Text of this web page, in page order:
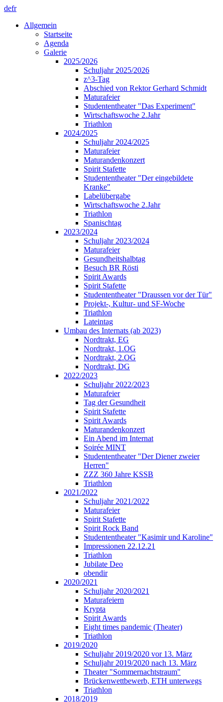
defr
Allgemein
Startseite
Agenda
Galerie
2025/2026
Schuljahr 2025/2026
z^3-Tag
Abschied von Rektor Gerhard Schmidt
Maturafeier
Studententheater "Das Experiment"
Wirtschaftswoche 2.Jahr
Triathlon
2024/2025
Schuljahr 2024/2025
Maturafeier
Maturandenkonzert
Spirit Stafette
Studententheater "Der eingebildete
Kranke"
Labelübergabe
Wirtschaftswoche 2.Jahr
Triathlon
Spanischtag
2023/2024
Schuljahr 2023/2024
Maturafeier
Gesundheitshalbtag
Besuch BR Rösti
Spirit Awards
Spirit Stafette
Studententheater "Draussen vor der Tür"
Projekt-, Kultur- und SF-Woche
Triathlon
Lateintag
Umbau des Internats (ab 2023)
Nordtrakt, EG
Nordtrakt, 1.OG
Nordtrakt, 2.OG
Nordtrakt, DG
2022/2023
Schuljahr 2022/2023
Maturafeier
Tag der Gesundheit
Spirit Stafette
Spirit Awards
Maturandenkonzert
Ein Abend im Internat
Soirée MINT
Studententheater "Der Diener zweier
Herren"
ZZZ 360 Jahre KSSB
Triathlon
2021/2022
Schuljahr 2021/2022
Maturafeier
Spirit Stafette
Spirit Rock Band
Studententheater "Kasimir und Karoline"
Impressionen 22.12.21
Triathlon
Jubilate Deo
obendir
2020/2021
Schuljahr 2020/2021
Maturafeiern
Krypta
Spirit Awards
Eight times pandemic (Theater)
Triathlon
2019/2020
Schuljahr 2019/2020 vor 13. März
Schuljahr 2019/2020 nach 13. März
Theater "Sommernachtstraum"
Brückenwettbewerb, ETH unterwegs
Triathlon
2018/2019